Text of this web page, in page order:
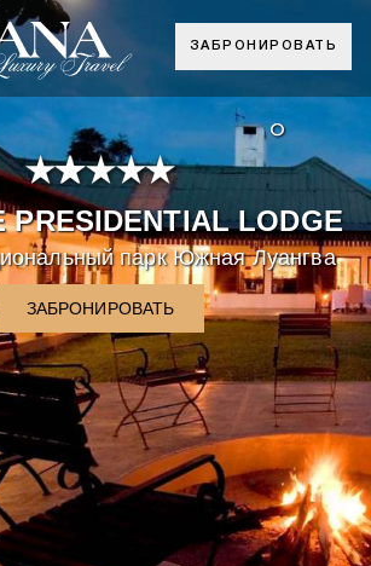
ЗАБРОНИРОВАТЬ
°
PRESIDENTIAL LODGE
парк Южная Луангва
ЗАБРОНИРОВАТЬ